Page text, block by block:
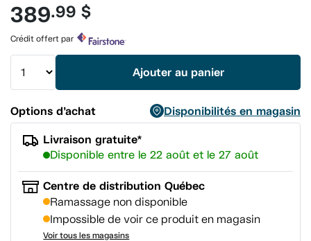
pour
ce
produit.
Lien
vers
page.
389.99 $
Crédit offert par
Ajouter au panier
Options d’achat
Disponibilités en magasin
Livraison gratuite*
Disponible entre le 22 août et le 27 août
Centre de distribution Québec
Ramassage non disponible
Impossible de voir ce produit en magasin
Voir tous les magasins